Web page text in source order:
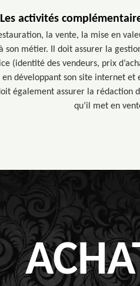
Les activités
la vente, la mise en
son métier. Il doit assurer la
(identité des vendeurs, prix
développant son site internet
également assurer la rédaction
qu’il met en